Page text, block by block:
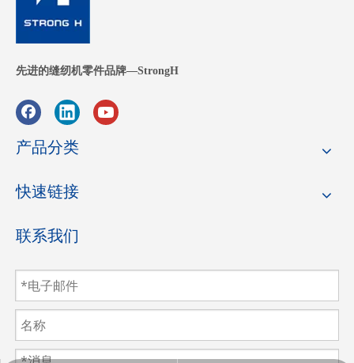
先进的缝纫机零件品牌—StrongH
产品分类
快速链接
联系我们